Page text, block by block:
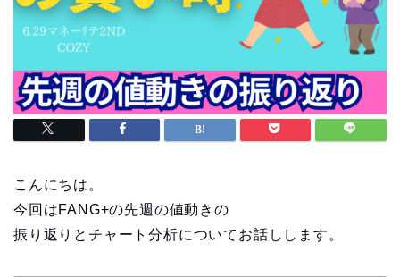
こんにちは。
今回はFANG+の先週の値動きの
振り返りとチャート分析についてお話しします。